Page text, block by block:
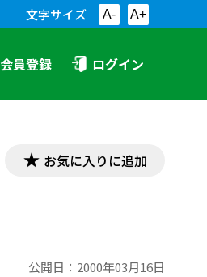
文字サイズ A- A+
会員登録 ログイン
お気に入りに追加
公開日： 2000年03月16日